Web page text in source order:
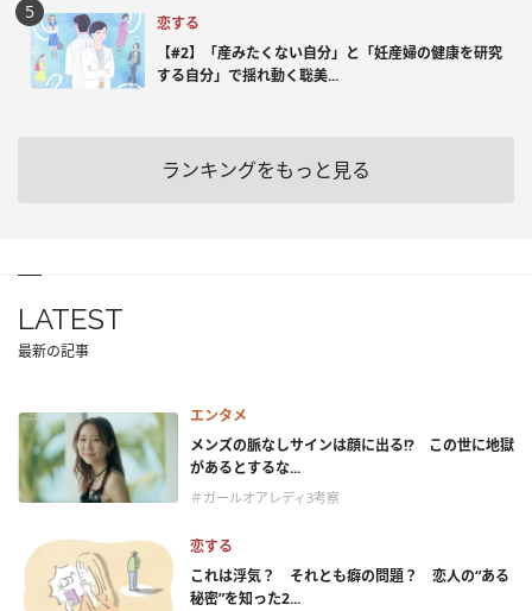
恋する
【#2】「産みたくない自分」と「妊産婦の健康を研究
する自分」で揺れ動く聡美...
ランキングをもっと見る
LATEST
最新の記事
エンタメ
メンズの脈なしサインは顔に出る!? この世に地獄
があるとするな...
＃ガールオアレディ3考察
恋する
これは浮気？ それとも癖の問題？ 恋人の“ある
秘密”を知った2...